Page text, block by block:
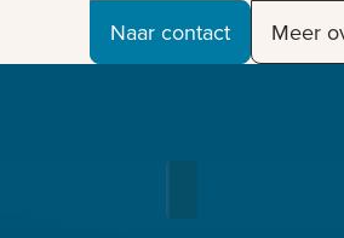
Naar contact Meer